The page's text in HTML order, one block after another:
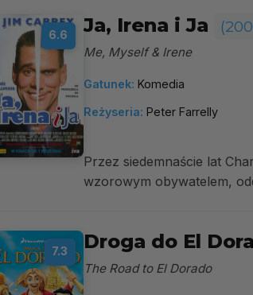
6.6 Ja, Irena i Ja
Me, Myself & Irene
Gatunek: Komedia
Reżyseria: Peter Farrelly
Przez siedemnaście lat
wzorowym obywatelem,
7.3 Droga do El
The Road to El Dorado